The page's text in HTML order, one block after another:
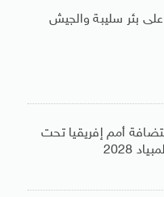
بئر سليبة والجيش
أمم إفريقيا تحت